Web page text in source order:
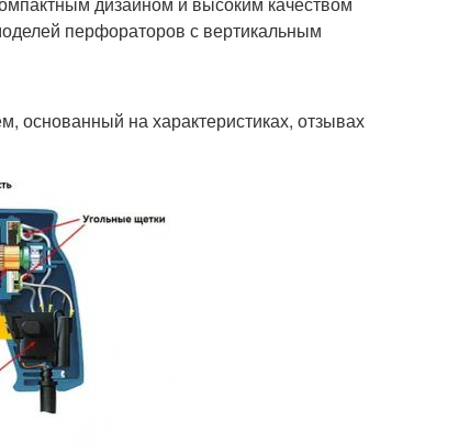
перфораторов с вертикальным
основанный на характеристиках, отзывах